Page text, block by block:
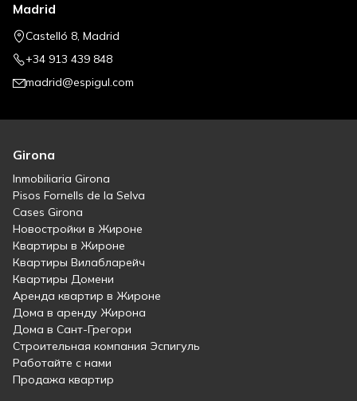
Madrid
Castelló 8, Madrid
+34 913 439 848
madrid@espigul.com
Girona
Inmobiliaria Girona
Pisos Fornells de la Selva
Cases Girona
Новостройки в Жироне
Квартиры в Жироне
Квартиры Вилабларейч
Квартиры Домени
Аренда квартир в Жироне
Дома в аренду Жирона
Дома в Сант-Грегори
Строительная компания Эспигуль
Работайте с нами
Продажа квартир